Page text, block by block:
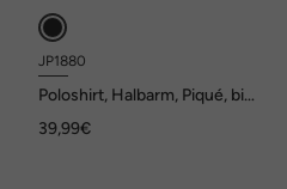
JP1880
Poloshirt, Halbarm, Piqué, bis
39,99€